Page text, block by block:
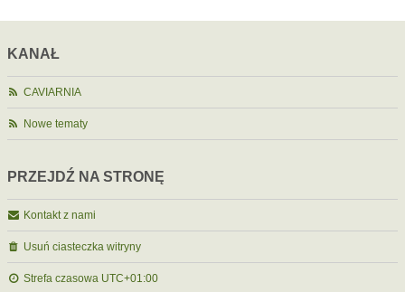
KANAŁ
CAVIARNIA
Nowe tematy
PRZEJDŹ NA STRONĘ
Kontakt z nami
Usuń ciasteczka witryny
Strefa czasowa UTC+01:00